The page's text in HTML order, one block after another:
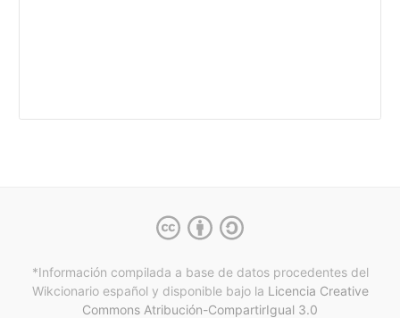
*Información compilada a base de datos procedentes del
Wikcionario español y disponible bajo la Licencia Creative
Commons Atribución-CompartirIgual 3.0